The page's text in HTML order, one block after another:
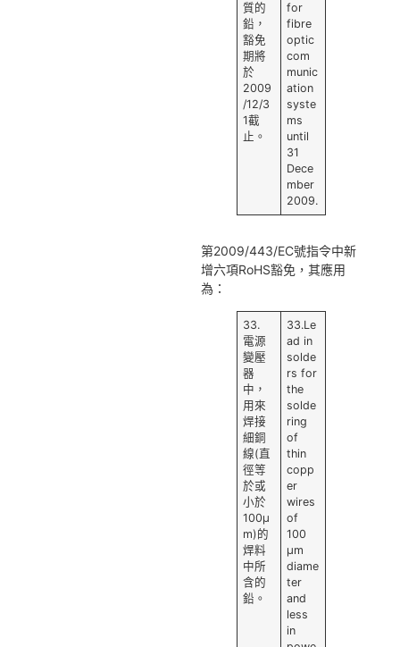
質的
鉛，
豁免
期將
於
2009
/12/3
1截
止。
for
fibre
optic
com
munic
ation
syste
ms
until
31
Dece
mber
2009.
第2009/443/EC號指令中新
增六項RoHS豁免，其應用
為：
33.
電源
變壓
器
中，
用來
焊接
細銅
線(直
徑等
於或
小於
100μ
m)的
焊料
中所
含的
鉛。
33.Le
ad in
solde
rs for
the
solde
ring
of
thin
copp
er
wires
of
100
μm
diame
ter
and
less
in